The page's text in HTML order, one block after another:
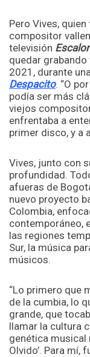
Pero Vives,
compositor
televisión
quedar
2021, durante
Despacito. “O
podía ser más
viejos
enfrentaba a
primer disco, y a
Vives, junto con
profundidad.
afueras de
nuevo proyecto
Colombia,
contemporáneo,
las regiones
Sur, la música
músicos.
“Lo primero que
de la cumbia, lo
grande, que
llamar la cultura
genética musical
Olvido’. Para mí,